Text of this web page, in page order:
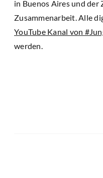
in Buenos Aires und
Zusammenarbeit. Alle
YouTube Kanal von
werden.